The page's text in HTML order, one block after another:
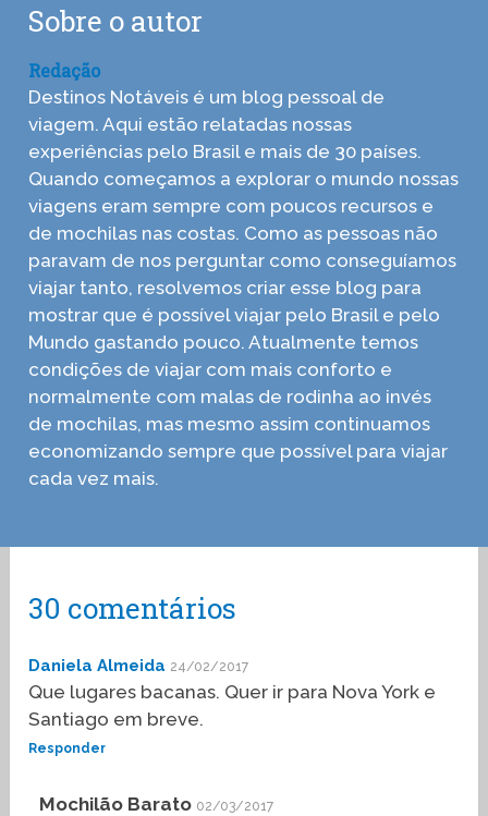
Sobre o autor
Redação
Destinos Notáveis é um blog pessoal de
viagem. Aqui estão relatadas nossas
experiências pelo Brasil e mais de 30 países.
Quando começamos a explorar o mundo nossas
viagens eram sempre com poucos recursos e
de mochilas nas costas. Como as pessoas não
paravam de nos perguntar como conseguíamos
viajar tanto, resolvemos criar esse blog para
mostrar que é possível viajar pelo Brasil e pelo
Mundo gastando pouco. Atualmente temos
condições de viajar com mais conforto e
normalmente com malas de rodinha ao invés
de mochilas, mas mesmo assim continuamos
economizando sempre que possível para viajar
cada vez mais.
30 comentários
Daniela Almeida 24/02/2017
Que lugares bacanas. Quer ir para Nova York e
Santiago em breve.
Responder
Mochilão Barato 02/03/2017